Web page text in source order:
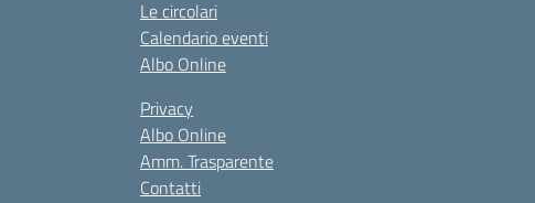
Le circolari
Calendario eventi
Albo Online
Privacy
Albo Online
Amm. Trasparente
Contatti